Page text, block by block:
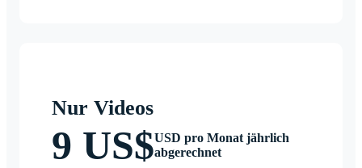
Nur Videos
9 US$USD pro Monat jährlich
abgerechnet